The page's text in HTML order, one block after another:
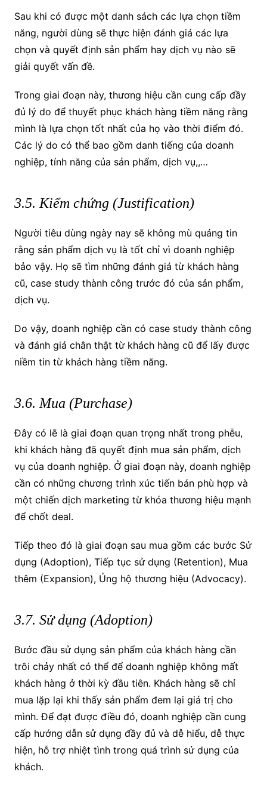
Sau khi có được một danh sách các lựa chọn tiềm
năng, người dùng sẽ thực hiện đánh giá các lựa
chọn và quyết định sản phẩm hay dịch vụ nào sẽ
giải quyết vấn đề.
Trong giai đoạn này, thương hiệu cần cung cấp đầy
đủ lý do để thuyết phục khách hàng tiềm năng rằng
mình là lựa chọn tốt nhất của họ vào thời điểm đó.
Các lý do có thể bao gồm danh tiếng của doanh
nghiệp, tính năng của sản phẩm, dịch vụ,,…
3.5. Kiểm chứng (Justification)
Người tiêu dùng ngày nay sẽ không mù quáng tin
rằng sản phẩm dịch vụ là tốt chỉ vì doanh nghiệp
bảo vậy. Họ sẽ tìm những đánh giá từ khách hàng
cũ, case study thành công trước đó của sản phẩm,
dịch vụ.
Do vậy, doanh nghiệp cần có case study thành công
và đánh giá chân thật từ khách hàng cũ để lấy được
niềm tin từ khách hàng tiềm năng.
3.6. Mua (Purchase)
Đây có lẽ là giai đoạn quan trọng nhất trong phễu,
khi khách hàng đã quyết định mua sản phẩm, dịch
vụ của doanh nghiệp. Ở giai đoạn này, doanh nghiệp
cần có những chương trình xúc tiến bán phù hợp và
một chiến dịch marketing từ khóa thương hiệu mạnh
để chốt deal.
Tiếp theo đó là giai đoạn sau mua gồm các bước Sử
dụng (Adoption), Tiếp tục sử dụng (Retention), Mua
thêm (Expansion), Ủng hộ thương hiệu (Advocacy).
3.7. Sử dụng (Adoption)
Bước đầu sử dụng sản phẩm của khách hàng cần
trôi chảy nhất có thể để doanh nghiệp không mất
khách hàng ở thời kỳ đầu tiên. Khách hàng sẽ chỉ
mua lặp lại khi thấy sản phẩm đem lại giá trị cho
mình. Để đạt được điều đó, doanh nghiệp cần cung
cấp hướng dẫn sử dụng đầy đủ và dễ hiểu, dễ thực
hiện, hỗ trợ nhiệt tình trong quá trình sử dụng của
khách.